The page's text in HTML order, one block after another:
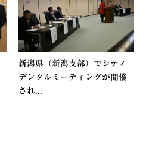
新潟県（新潟支部）でシティ
デンタルミーティングが開催
され...